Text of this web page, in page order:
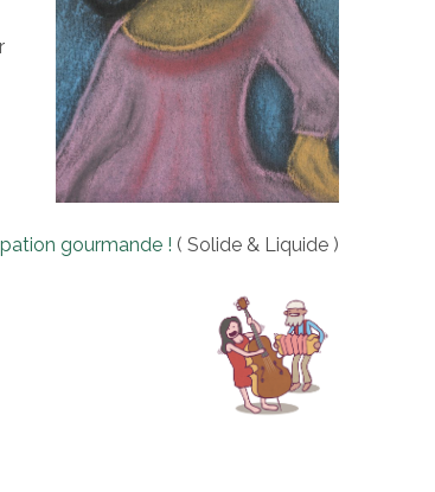
gourmande ! ( Solide & Liquide )